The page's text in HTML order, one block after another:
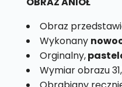
Obraz
Wykonany
Orginalny,
Wymiar obrazu